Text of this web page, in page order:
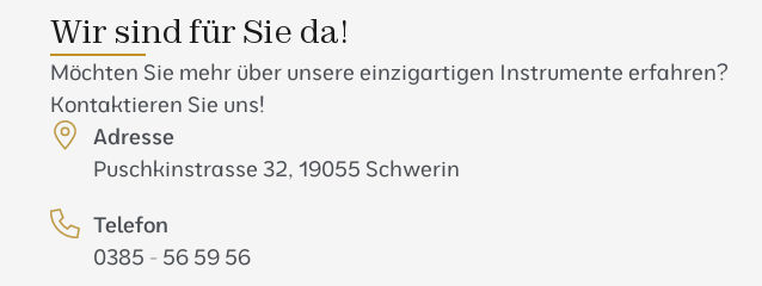
Wir sind für Sie da!
Möchten Sie mehr über unsere einzigartigen Instrumente erfahren?
Kontaktieren Sie uns!
Adresse
Puschkinstrasse 32, 19055 Schwerin
Telefon
0385 - 56 59 56